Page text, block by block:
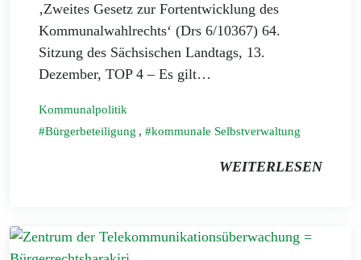
‚Zweites Gesetz zur Fortentwicklung des
Kommunalwahlrechts‘ (Drs 6/10367) 64.
Sitzung des Sächsischen Landtags, 13.
Dezember, TOP 4 – Es gilt…
Kommunalpolitik
Bürgerbeteiligung , kommunale Selbstverwaltung
WEITERLESEN